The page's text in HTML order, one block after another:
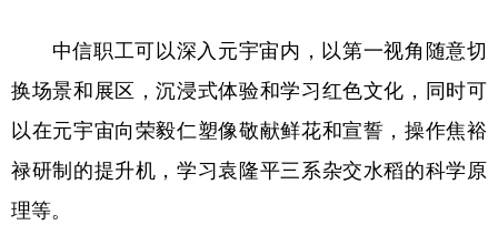
中信职工可以深入元宇宙内，以第一视角随意切
换场景和展区，沉浸式体验和学习红色文化，同时可
以在元宇宙向荣毅仁塑像敬献鲜花和宣誓，操作焦裕
禄研制的提升机，学习袁隆平三系杂交水稻的科学原
理等。